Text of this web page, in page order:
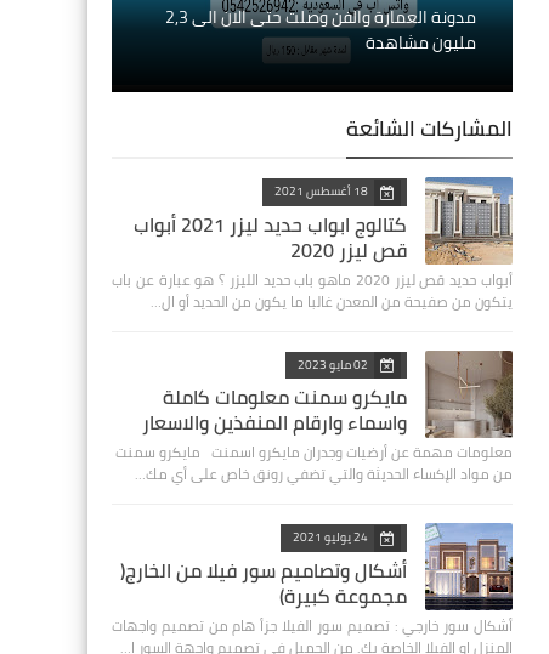
مدونة العمارة والفن وصلت حتى الان الى 2,3
مليون مشاهدة
المشاركات الشائعة
18 أغسطس 2021
كتالوج ابواب حديد ليزر 2021 أبواب
قص ليزر 2020
أبواب حديد قص ليزر 2020 ‏ماهو باب حديد الليزر ؟ هو عبارة عن باب
يتكون من صفيحة من المعدن غالبا ما يكون من الحديد أو ال…
02 مايو 2023
مايكرو سمنت معلومات كاملة
واسماء وارقام المنفذين والاسعار
معلومات مهمة عن أرضيات وجدران مايكرو اسمنت مايكرو سمنت
من مواد الإكساء الحديثة والتي تضفي رونق خاص على أي مك…
24 يوليو 2021
أشكال وتصاميم سور فيلا من الخارج(
مجموعة كبيرة)
أشكال سور خارجي : تصميم سور الفيلا جزأ هام من تصميم واجهات
المنزل او الفيلا الخاصة بك. من الجميل في تصميم واجهة السور ا…